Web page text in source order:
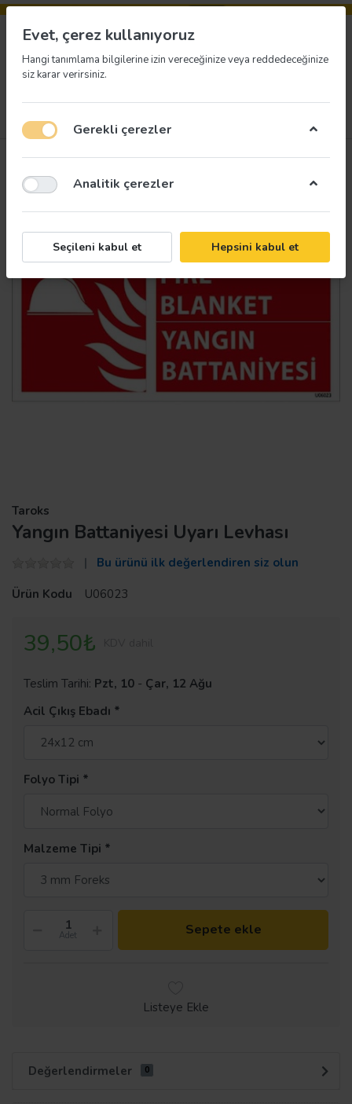
Taroks
Yangın Battaniyesi Uyarı Levhası
Bu ürünü ilk değerlendiren siz olun
Ürün Kodu
U06023
39,50₺
Teslim Tarihi: Pzt, 10 - Çar, 12 Ağu
Acil Çıkış Ebadı
Folyo Tipi
Malzeme Tipi
Adet Sepete ekle
Listeye Ekle
Değerlendirmeler 0
Evet, çerez kullanıyoruz
Hangi tanımlama bilgilerine izin vereceğinize veya reddedeceğinize
siz karar verirsiniz.
Gerekli çerezler
Analitik çerezler
Seçileni kabul et Hepsini kabul et